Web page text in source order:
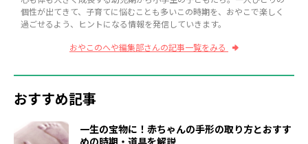
個性が出てきて、子育てに悩むことも多いこの時期を、おやこで楽しく
過ごせるよう、ヒントになる情報を発信していきます。
おやこのへや編集部さんの記事一覧をみる
おすすめ記事
一生の宝物に！赤ちゃんの手形の取り方とおすす
めの時期・道具を解説